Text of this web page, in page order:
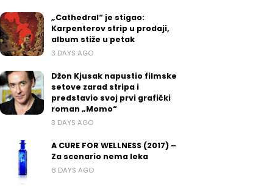
„Cathedral“ je stigao:
Karpenterov strip u prodaji,
album stiže u petak
3 DAYS AGO
Džon Kjusak napustio filmske
setove zarad stripa i
predstavio svoj prvi grafički
roman „Momo“
3 DAYS AGO
A CURE FOR WELLNESS (2017) –
Za scenario nema leka
8 DAYS AGO